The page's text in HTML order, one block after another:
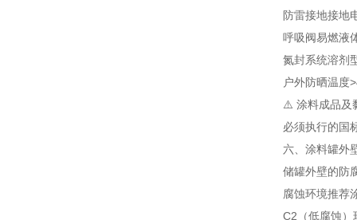
防雷接地接地
呼吸阀易燃液
氮封系统溶剂
户外防晒温度
⚠️ 涂料成品及
必须执行的国
六、涂料罐外
储罐外壁的防
腐蚀环境推荐
C2（低腐蚀）